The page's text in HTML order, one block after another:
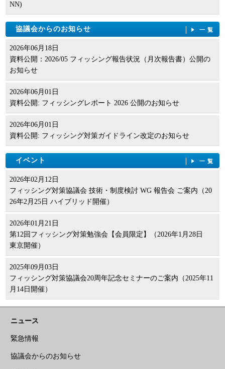
NN)
協議会からのお知らせ 一覧
2026年06月18日
資料公開：2026/05 フィッシング報告状況（月次報告書）公開の
お知らせ
2026年06月01日
資料公開: フィッシングレポート 2026 公開のお知らせ
2026年06月01日
資料公開: フィッシング対策ガイドライン改定のお知らせ
イベント 一覧
2026年02月12日
フィッシング対策協議会 技術・制度検討 WG 報告会 ご案内（20
26年2月25日 ハイブリッド開催）
2026年01月21日
第12回フィッシング対策勉強会【会員限定】（2026年1月28日
東京開催）
2025年09月03日
フィッシング対策協議会20周年記念セミナーのご案内（2025年11
月14日開催）
ニュース
緊急情報
協議会からのお知らせ